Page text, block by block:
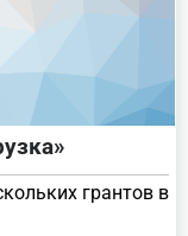
грантов в